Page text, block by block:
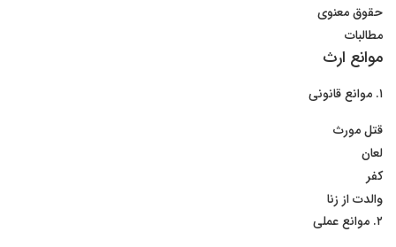
حقوق معنوی
مطالبات
موانع ارث
۱. موانع قانونی
قتل مورث
لعان
کفر
والدت از زنا
۲. موانع عملی